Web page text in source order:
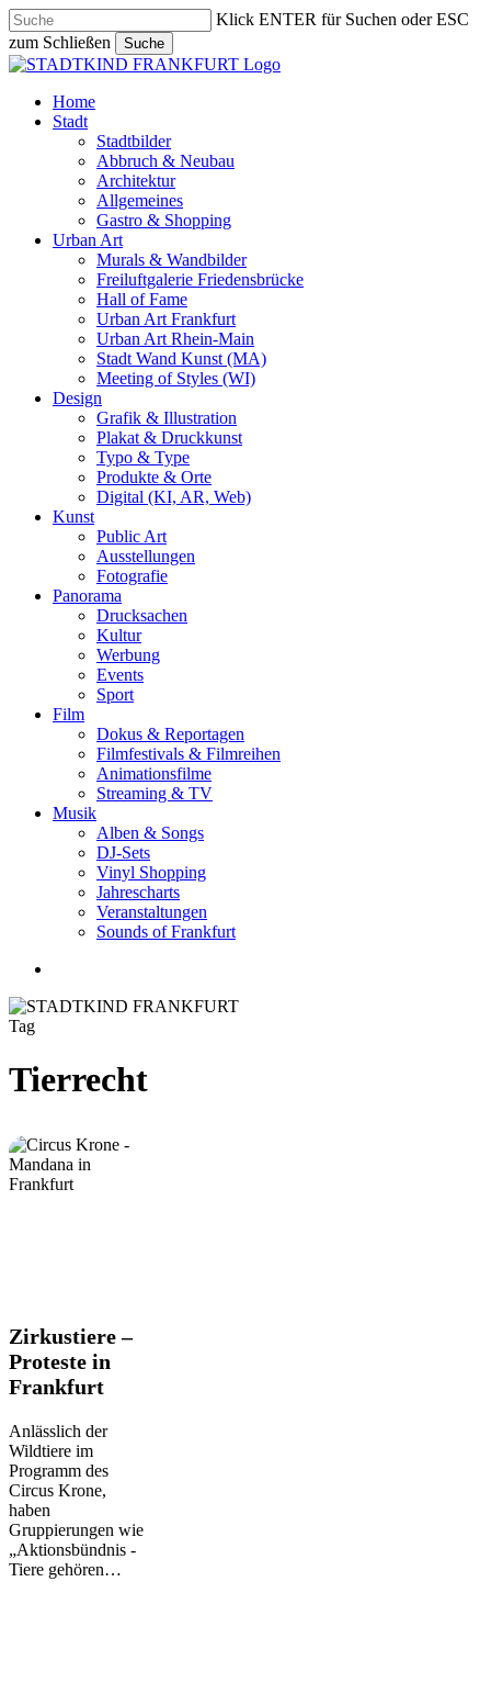
Skip
to
main
content
Klick ENTER für Suchen oder ESC
zum Schließen
Suche
Close
search
Menu
Home
Stadt
Stadtbilder
Abbruch & Neubau
Architektur
Allgemeines
Gastro & Shopping
Urban Art
Murals & Wandbilder
Freiluftgalerie Friedensbrücke
Hall of Fame
Urban Art Frankfurt
Urban Art Rhein-Main
Stadt Wand Kunst (MA)
Meeting of Styles (WI)
Design
Grafik & Illustration
Plakat & Druckkunst
Typo & Type
Produkte & Orte
Digital (KI, AR, Web)
Kunst
Public Art
Ausstellungen
Fotografie
Panorama
Drucksachen
Kultur
Werbung
Events
Sport
Film
Dokus & Reportagen
Filmfestivals & Filmreihen
Animationsfilme
Streaming & TV
Musik
Alben & Songs
DJ-Sets
Vinyl Shopping
Jahrescharts
Veranstaltungen
Sounds of Frankfurt
Tag
Tierrecht
Zirkustiere
–
Proteste
in
Zirkustiere –
Proteste in
Frankfurt
Anlässlich der
Wildtiere im
Programm des
Circus Krone,
haben
Gruppierungen wie
„Aktionsbündnis -
Tiere gehören…